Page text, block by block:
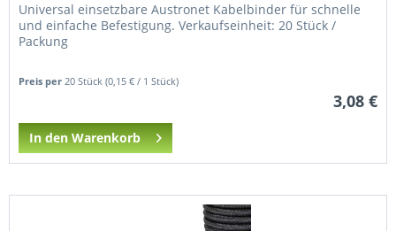
Universal einsetzbare Austronet Kabelbinder für schnelle
und einfache Befestigung. Verkaufseinheit: 20 Stück /
Packung
Preis per20 Stück(0,15 € / 1 Stück)
3,08 €
In den Warenkorb